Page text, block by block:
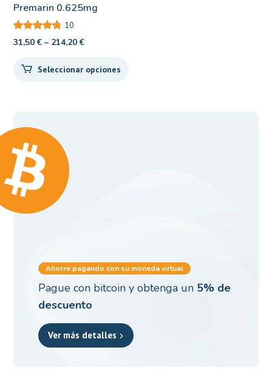
Premarin 0.625mg
10
31,50€ – 214,20€
Seleccionar opciones
Ahorre pagando con su moneda virtual
Pague con bitcoin y obtenga un5% de
descuento
Ver más detalles